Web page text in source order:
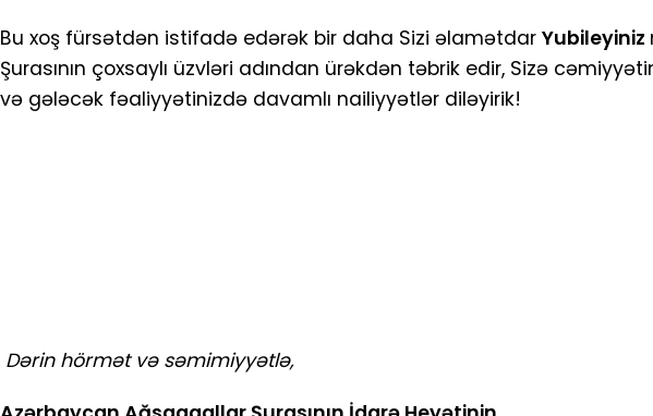
Bu xoş fürsətdən istifadə edərək bir daha Sizi əlamətdar Yubileyiniz
Şurasının çoxsaylı üzvləri adından ürəkdən təbrik edir, Sizə
və gələcək fəaliyyətinizdə davamlı nailiyyətlər diləyirik!
Dərin hörmət və səmimiyyətlə,